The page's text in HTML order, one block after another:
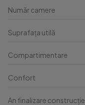
Număr camere
Suprafața utilă
Compartimentare
Confort
An finalizare construcție